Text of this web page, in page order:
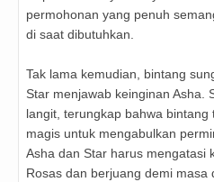
permohonan yang penuh
di saat dibutuhkan.
Tak lama kemudian, bintang
Star menjawab keinginan Asha.
langit, terungkap bahwa
magis untuk mengabulkan
Asha dan Star harus mengatasi
Rosas dan berjuang demi masa